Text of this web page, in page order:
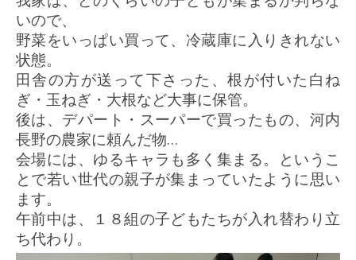
いので、
野菜をいっぱい買って、冷蔵庫に入りきれない
状態。
田舎の方が送って下さった、根が付いた白ね
ぎ・玉ねぎ・大根など大事に保管。
後は、デパート・スーパーで買ったもの、河内
長野の農家に頼んだ物…
会場には、ゆるキャラも多く集まる。というこ
とで若い世代の親子が集まっていたように思い
ます。
午前中は、１８組の子どもたちが入れ替わり立
ち代わり。